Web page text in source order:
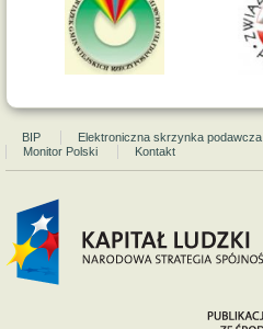
BIP Elektroniczna skrzynka podawcza
Monitor Polski
Kontakt